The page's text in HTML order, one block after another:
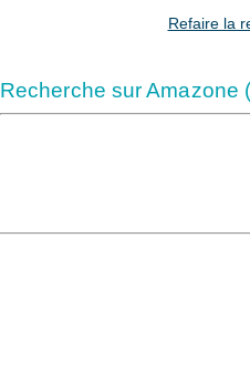
Refaire la
Recherche sur Amazone